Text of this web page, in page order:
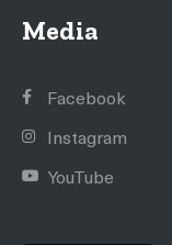
Media
Facebook
Instagram
YouTube